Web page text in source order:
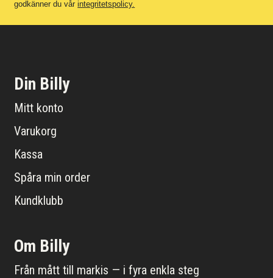
godkänner du vårintegritetspolicy.
Din Billy
Mitt konto
Varukorg
Kassa
Spåra min order
Kundklubb
Om Billy
Från mått till markis — i fyra enkla steg